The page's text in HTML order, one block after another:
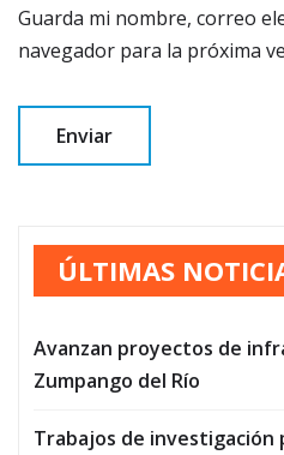
Guarda mi nombre, correo
navegador para la próxima
ÚLTIMAS
Avanzan proyectos de
Zumpango del Río
Trabajos de investigación